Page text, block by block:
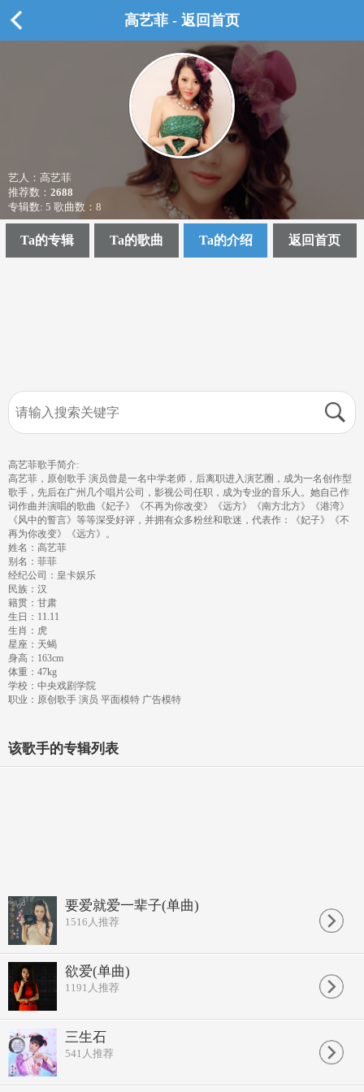
高艺菲 - 返回首页
艺人：高艺菲
推荐数： 2688
专辑数: 5 歌曲数：8
Ta的专辑 Ta的歌曲 Ta的介绍 返回首页
高艺菲歌手简介:
高艺菲，原创歌手 演员曾是一名中学老师，后离职进入演艺圈，成为一名创作型
歌手，先后在广州几个唱片公司，影视公司任职，成为专业的音乐人。她自己作
词作曲并演唱的歌曲《妃子》《不再为你改变》《远方》《南方北方》《港湾》
《风中的誓言》等等深受好评，并拥有众多粉丝和歌迷，代表作：《妃子》《不
再为你改变》《远方》。
姓名：高艺菲
别名：菲菲
经纪公司：皇卡娱乐
民族：汉
籍贯：甘肃
生日：11.11
生肖：虎
星座：天蝎
身高：163cm
体重：47kg
学校：中央戏剧学院
职业：原创歌手 演员 平面模特 广告模特
该歌手的专辑列表
要爱就爱一辈子(单曲)
1516 人推荐
欲爱(单曲)
1191 人推荐
三生石
541 人推荐